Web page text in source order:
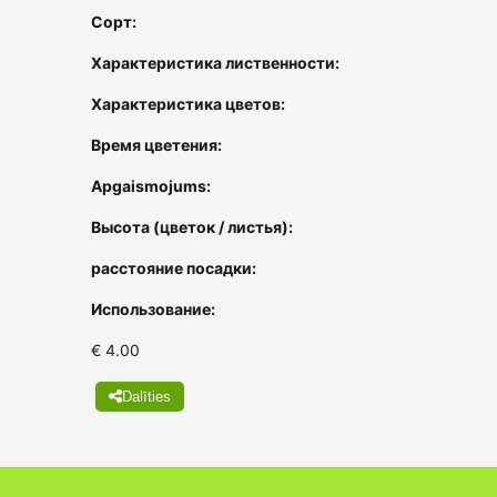
Сорт:
Характеристика лиственности:
Характеристика цветов:
Время цветения:
Apgaismojums:
Высота (цветок / листья):
расстояние посадки:
Использование:
€ 4.00
Dalīties